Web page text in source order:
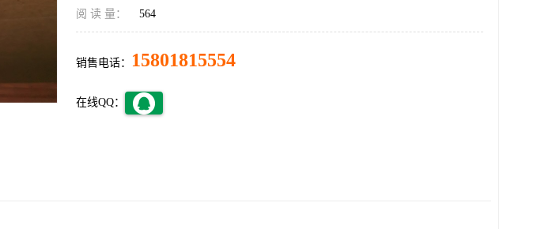
阅 读 量： 564
销售电话： 15801815554
在线QQ：